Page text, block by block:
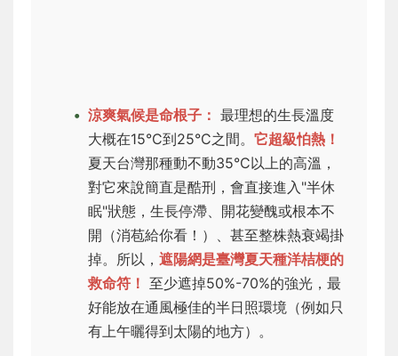
涼爽氣候是命根子： 最理想的生長溫度
大概在15°C到25°C之間。 它超級怕熱！
夏天台灣那種動不動35°C以上的高溫，
對它來說簡直是酷刑，會直接進入"半休
眠"狀態，生長停滯、開花變醜或根本不
開（消苞給你看！）、甚至整株熱衰竭掛
掉。所以， 遮陽網是臺灣夏天種洋桔梗的
救命符！ 至少遮掉50%-70%的強光，最
好能放在通風極佳的半日照環境（例如只
有上午曬得到太陽的地方）。